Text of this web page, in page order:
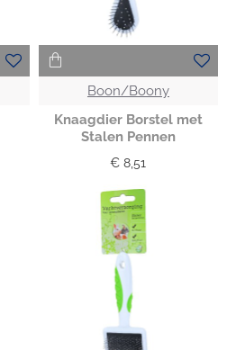
Boon/Boony
Knaagdier Borstel met
Stalen Pennen
€ 8,51